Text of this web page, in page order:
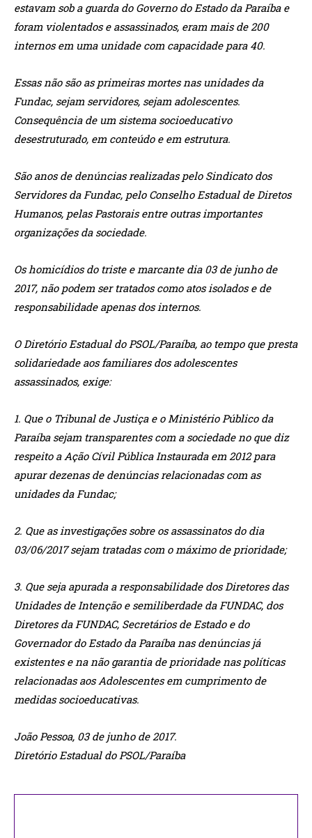
estavam sob a guarda do Governo do Estado da Paraíba e
foram violentados e assassinados, eram mais de 200
internos em uma unidade com capacidade para 40.
Essas não são as primeiras mortes nas unidades da
Fundac, sejam servidores, sejam adolescentes.
Consequência de um sistema socioeducativo
desestruturado, em conteúdo e em estrutura.
São anos de denúncias realizadas pelo Sindicato dos
Servidores da Fundac, pelo Conselho Estadual de Diretos
Humanos, pelas Pastorais entre outras importantes
organizações da sociedade.
Os homicídios do triste e marcante dia 03 de junho de
2017, não podem ser tratados como atos isolados e de
responsabilidade apenas dos internos.
O Diretório Estadual do PSOL/Paraíba, ao tempo que presta
solidariedade aos familiares dos adolescentes
assassinados, exige:
1. Que o Tribunal de Justiça e o Ministério Público da
Paraíba sejam transparentes com a sociedade no que diz
respeito a Ação Cívil Pública Instaurada em 2012 para
apurar dezenas de denúncias relacionadas com as
unidades da Fundac;
2. Que as investigações sobre os assassinatos do dia
03/06/2017 sejam tratadas com o máximo de prioridade;
3. Que seja apurada a responsabilidade dos Diretores das
Unidades de Intenção e semiliberdade da FUNDAC, dos
Diretores da FUNDAC, Secretários de Estado e do
Governador do Estado da Paraíba nas denúncias já
existentes e na não garantia de prioridade nas políticas
relacionadas aos Adolescentes em cumprimento de
medidas socioeducativas.
João Pessoa, 03 de junho de 2017.
Diretório Estadual do PSOL/Paraíba